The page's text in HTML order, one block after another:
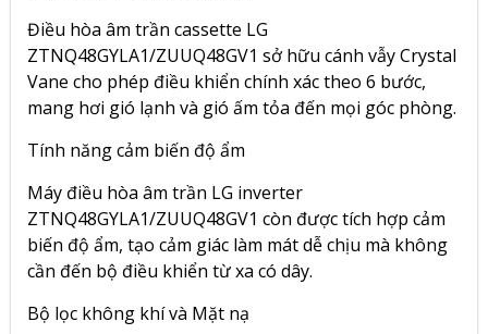
Điều hòa âm trần cassette LG
ZTNQ48GYLA1/ZUUQ48GV1 sở hữu cánh vẫy Crystal
Vane cho phép điều khiển chính xác theo 6 bước,
mang hơi gió lạnh và gió ấm tỏa đến mọi góc phòng.
Tính năng cảm biến độ ẩm
Máy điều hòa âm trần LG inverter
ZTNQ48GYLA1/ZUUQ48GV1 còn được tích hợp cảm
biến độ ẩm, tạo cảm giác làm mát dễ chịu mà không
cần đến bộ điều khiển từ xa có dây.
Bộ lọc không khí và Mặt nạ